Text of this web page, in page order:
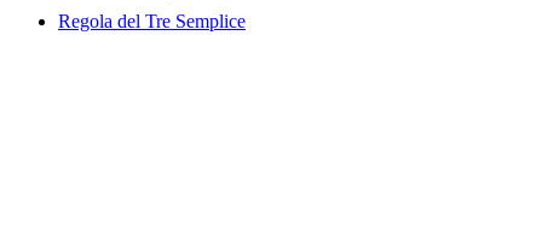
Regola del Tre Semplice